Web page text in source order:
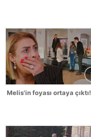
Melis'in foyası ortaya çıktı!